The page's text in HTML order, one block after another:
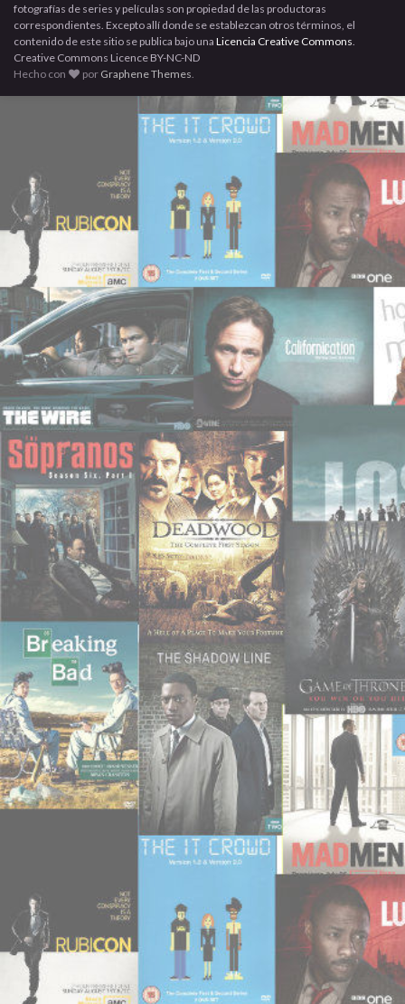
fotografías de series y películas son propiedad de las productoras
correspondientes. Excepto allí donde se establezcan otros términos, el
contenido de este sitio se publica bajo una Licencia Creative Commons
Creative Commons Licence BY-NC-ND
Hecho con
por Graphene Themes